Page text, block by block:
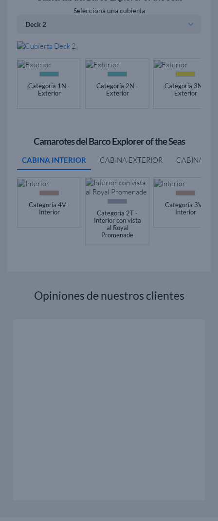
Selecciona una cubierta
Categoría 1N -
Exterior
Categoría 2N -
Exterior
Categoría 3N -
Exterior
Camarotes del Barco Explorer of the Seas
CABINA INTERIOR CABINA EXTERIOR CABINA
Categoría 4V -
Interior
Categoría 2T -
Interior con vista
al Royal
Promenade
Categoría 3V -
Interior
Opiniones de nuestros clientes